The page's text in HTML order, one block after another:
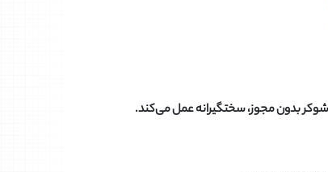
بدون مجوز، سختگیرانه عمل می‌کند.